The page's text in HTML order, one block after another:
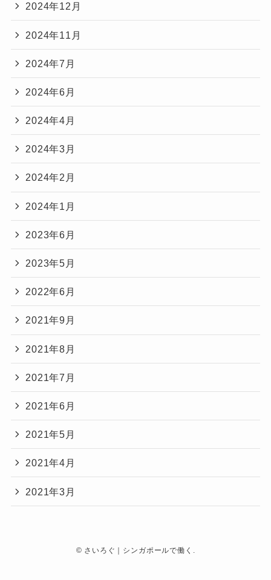
2024年12月
2024年11月
2024年7月
2024年6月
2024年4月
2024年3月
2024年2月
2024年1月
2023年6月
2023年5月
2022年6月
2021年9月
2021年8月
2021年7月
2021年6月
2021年5月
2021年4月
2021年3月
© さいろぐ｜シンガポールで働く.